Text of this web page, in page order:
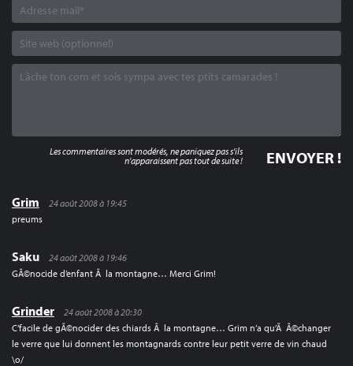
Grim
24 août 2008 à 19:45
preums
Saku
24 août 2008 à 19:46
GÃ©nocide d’enfant Ã la montagne… Merci Grim!
Grinder
24 août 2008 à 20:30
C’facile de gÃ©nocider des chiards Ã la montagne… Grim n’a qu’Ã Ã©changer
le verre que lui donnent les montagnards contre leur petit verre de vin chaud
\o/
Les commentaires sont modérés, ne paniquez pas s'ils
n'apparaissent pas tout de suite !